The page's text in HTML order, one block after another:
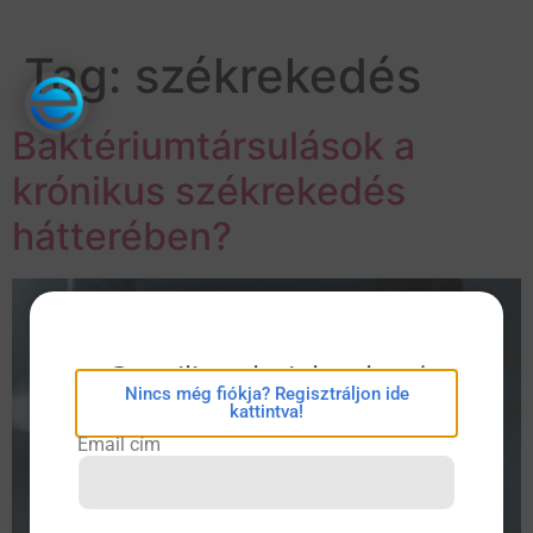
Tag: székrekedés
Baktériumtársulások a
krónikus székrekedés
hátterében?
eConsilium bejelentkezés
Nincs még fiókja? Regisztráljon ide
kattintva!
Email cím